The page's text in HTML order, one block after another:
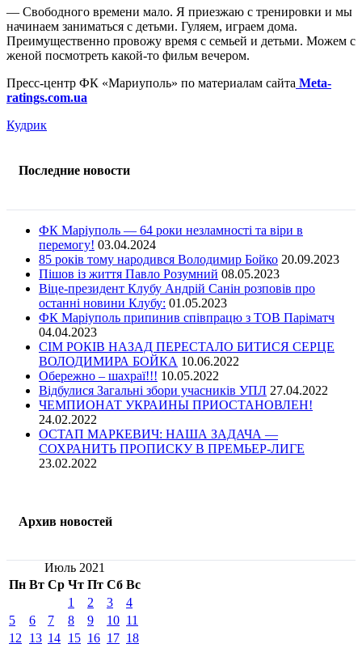
— Свободного времени мало. Я приезжаю с тренировки и мы
начинаем заниматься с детьми. Гуляем, играем дома.
Преимущественно провожу время с семьей и детьми. Можем с
женой посмотреть какой-то фильм вечером.
Пресс-центр ФК «Мариуполь» по материалам сайта Meta-
ratings.com.ua
Кудрик
Последние новости
ФК Маріуполь — 64 роки незламності та віри в
перемогу! 03.04.2024
85 років тому народився Володимир Бойко 20.09.2023
Пішов із життя Павло Розумний 08.05.2023
Віце-президент Клубу Андрій Санін розповів про
останні новини Клубу: 01.05.2023
ФК Маріуполь припинив співпрацю з ТОВ Паріматч
04.04.2023
СІМ РОКІВ НАЗАД ПЕРЕСТАЛО БИТИСЯ СЕРЦЕ
ВОЛОДИМИРА БОЙКА 10.06.2022
Обережно – шахраї!!! 10.05.2022
Відбулися Загальні збори учасників УПЛ 27.04.2022
ЧЕМПИОНАТ УКРАИНЫ ПРИОСТАНОВЛЕН!
24.02.2022
ОСТАП МАРКЕВИЧ: НАША ЗАДАЧА —
СОХРАНИТЬ ПРОПИСКУ В ПРЕМЬЕР-ЛИГЕ
23.02.2022
Архив новостей
Июль 2021
Пн Вт Ср Чт Пт Сб Вс
1
2 3
4
5
6 7 8 9 10 11
12
13 14 15 16 17 18